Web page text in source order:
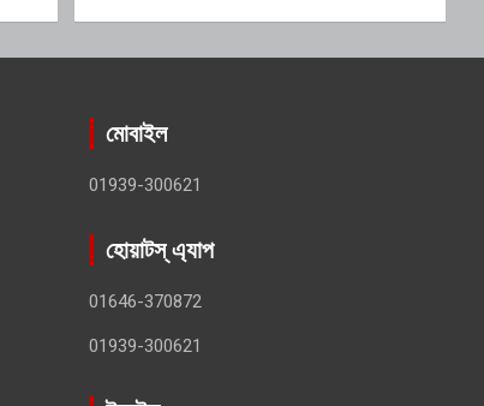
মোবাইল
01939-300621
হোয়াটস্ এ্যাপ
01646-370872
01939-300621